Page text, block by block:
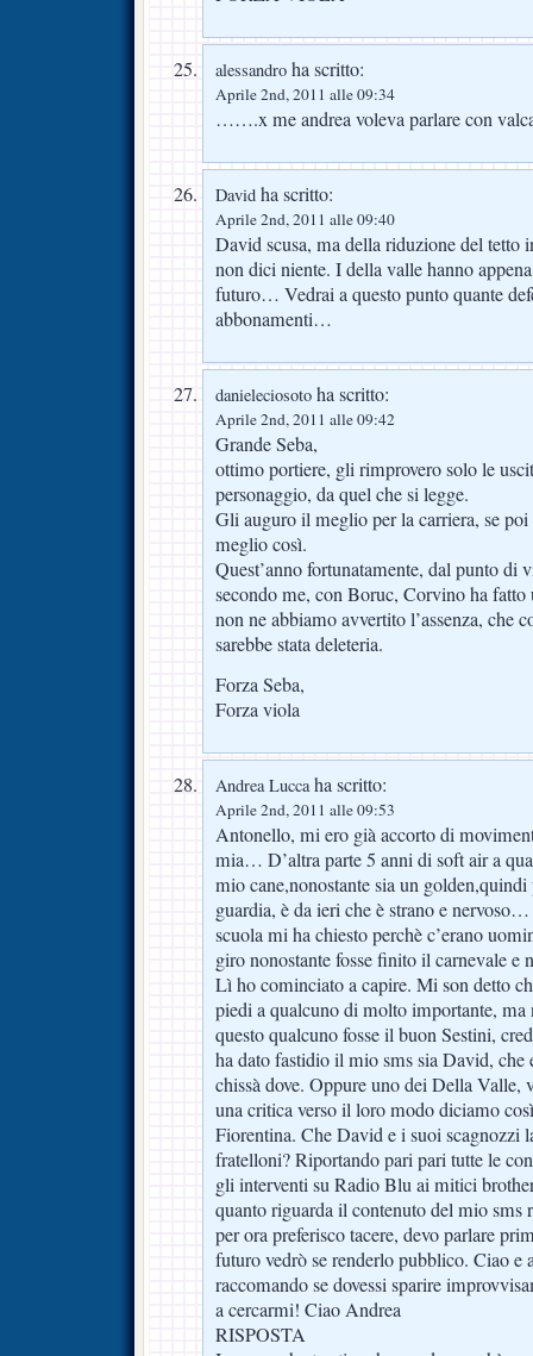
alessandro ha scritto:
Aprile 2nd, 2011 alle 09:34
…….x me andrea voleva parlare con
David ha scritto:
Aprile 2nd, 2011 alle 09:40
David scusa, ma della riduzione del tetto
non dici niente. I della valle hanno
futuro… Vedrai a questo punto quante
abbonamenti…
danieleciosoto ha scritto:
Aprile 2nd, 2011 alle 09:42
Grande Seba,
ottimo portiere, gli rimprovero solo le
personaggio, da quel che si legge.
Gli auguro il meglio per la carriera, se
meglio così.
Quest’anno fortunatamente, dal punto di
secondo me, con Boruc, Corvino ha fatto
non ne abbiamo avvertito l’assenza, che
sarebbe stata deleteria.
Forza Seba,
Forza viola
Andrea Luccaha scritto:
Aprile 2nd, 2011 alle 09:53
Antonello, mi ero già accorto di
mia… D’altra parte 5 anni di soft air a
mio cane,nonostante sia un
guardia, è da ieri che è strano e
scuola mi ha chiesto perchè c’erano
giro nonostante fosse finito il carnevale e
Lì ho cominciato a capire. Mi son detto
piedi a qualcuno di molto importante, ma
questo qualcuno fosse il buon Sestini,
ha dato fastidio il mio sms sia David, che
chissà dove. Oppure uno dei Della Valle,
una critica verso il loro modo diciamo
Fiorentina. Che David e i suoi scagnozzi
fratelloni? Riportando pari pari tutte le
gli interventi su Radio Blu ai mitici
quanto riguarda il contenuto del mio sms
per ora preferisco tacere, devo parlare
futuro vedrò se renderlo pubblico. Ciao
raccomando se dovessi sparire
a cercarmi! Ciao Andrea
RISPOSTA